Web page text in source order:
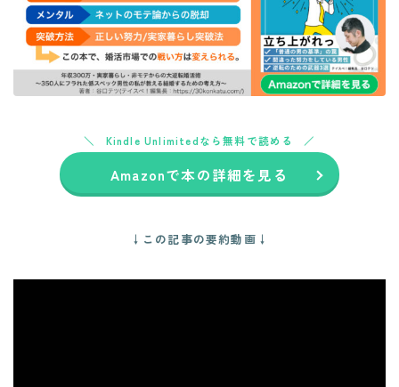
Kindle Unlimitedなら無料で読める
Amazonで本の詳細を見る
↓この記事の要約動画↓